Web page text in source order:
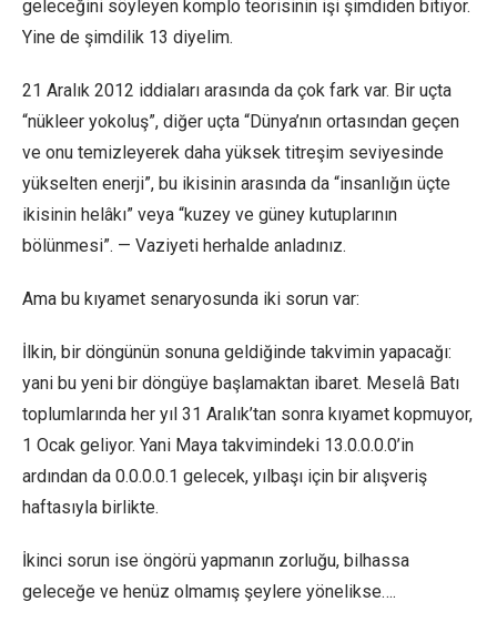
geleceğini söyleyen komplo teorisinin işi şimdiden bitiyor.
Yine de şimdilik 13 diyelim.
21 Aralık 2012 iddiaları arasında da çok fark var. Bir uçta
“nükleer yokoluş”, diğer uçta “Dünya’nın ortasından geçen
ve onu temizleyerek daha yüksek titreşim seviyesinde
yükselten enerji”, bu ikisinin arasında da “insanlığın üçte
ikisinin helâkı” veya “kuzey ve güney kutuplarının
bölünmesi”. — Vaziyeti herhalde anladınız.
Ama bu kıyamet senaryosunda iki sorun var:
İlkin, bir döngünün sonuna geldiğinde takvimin yapacağı:
yani bu yeni bir döngüye başlamaktan ibaret. Meselâ Batı
toplumlarında her yıl 31 Aralık’tan sonra kıyamet kopmuyor,
1 Ocak geliyor. Yani Maya takvimindeki 13.0.0.0.0’in
ardından da 0.0.0.0.1 gelecek, yılbaşı için bir alışveriş
haftasıyla birlikte.
İkinci sorun ise öngörü yapmanın zorluğu, bilhassa
geleceğe ve henüz olmamış şeylere yönelikse….